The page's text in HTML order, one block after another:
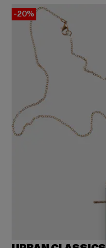
-20%